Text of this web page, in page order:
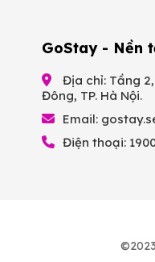
GoStay - Nền
Địa chỉ: Tầng 2,
Đông, TP. Hà Nội.
Email:
Điện thoại: